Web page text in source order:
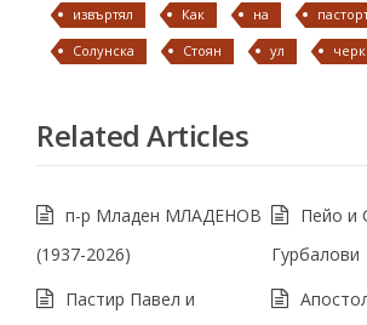
извъртял
Как на
Солунска
Стоян ул
Related Articles
п-р Младен МЛАДЕНОВ
(1937-2026)
Пейо и
Гурбалови
Пастир Павел и